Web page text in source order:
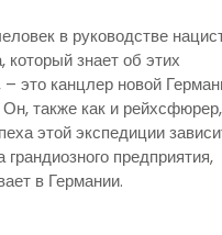
в руководстве
который знает об этих
– это канцлер новой
также как и рейхсфюрер,
этой экспедиции
предприятия,
в Германии.